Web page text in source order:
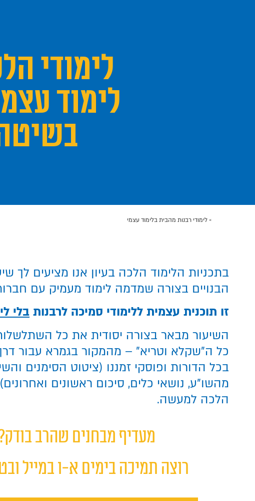
לימודי
לימוד
»לימודי רבנות מהבית בלימוד עצמי
בתכניות הלימוד הלכה בעיון אנו מציעים לך
הבנויים בצורה שמדמה לימוד מעמיק עם
זו תוכנית עצמית ללימודי סמיכה לרבנות בלי
השיעור מבאר בצורה יסודית את כל
כל ה"שקלא וטריא" – מהמקור בגמרא עבור
בכל הדורות ופוסקי זמננו (ציטוט הסימנים
מהשו"ע, נושאי כלים, סיכום ראשונים
הלכה למעשה.
מעדיף מבחנים שהרב
רוצה תמיכה בימים א-ו במייל